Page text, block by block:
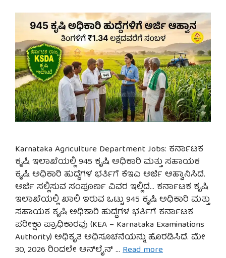
Karnataka Agriculture Department Jobs: ಕರ್ನಾಟಕ
ಕೃಷಿ ಇಲಾಖೆಯಲ್ಲಿ 945 ಕೃಷಿ ಅಧಿಕಾರಿ ಮತ್ತು ಸಹಾಯಕ
ಕೃಷಿ ಅಧಿಕಾರಿ ಹುದ್ದೆಗಳ ಭರ್ತಿಗೆ ಕೆಇಎ ಅರ್ಜಿ ಆಹ್ವಾನಿಸಿದೆ.
ಅರ್ಜಿ ಸಲ್ಲಿಸುವ ಸಂಪೂರ್ಣ ವಿವರ ಇಲ್ಲಿದೆ… ಕರ್ನಾಟಕ ಕೃಷಿ
ಇಲಾಖೆಯಲ್ಲಿ ಖಾಲಿ ಇರುವ ಒಟ್ಟು 945 ಕೃಷಿ ಅಧಿಕಾರಿ ಮತ್ತು
ಸಹಾಯಕ ಕೃಷಿ ಅಧಿಕಾರಿ ಹುದ್ದೆಗಳ ಭರ್ತಿಗೆ ಕರ್ನಾಟಕ
ಪರೀಕ್ಷಾ ಪ್ರಾಧಿಕಾರವು (KEA – Karnataka Examinations
Authority) ಅಧಿಕೃತ ಅಧಿಸೂಚನೆಯನ್ನು ಹೊರಡಿಸಿದೆ. ಮೇ
30, 2026 ರಿಂದಲೇ ಆನ್‌ಲೈನ್ … Read more